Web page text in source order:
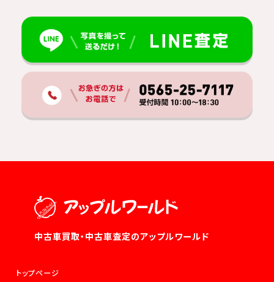
中古車買取・中古車査定のアップルワールド
トップページ